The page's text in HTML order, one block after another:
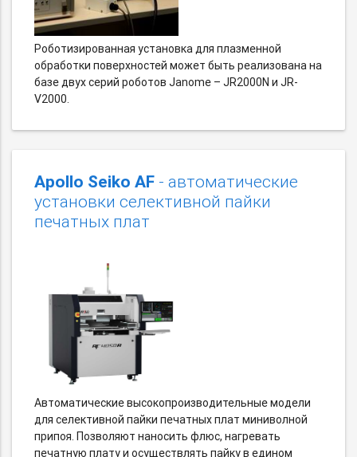
Роботизированная установка для плазменной
обработки поверхностей может быть реализована на
базе двух серий роботов Janome – JR2000N и JR-
V2000.
Apollo Seiko AF - автоматические
установки селективной пайки
печатных плат
Автоматические высокопроизводительные модели
для селективной пайки печатных плат миниволной
припоя. Позволяют наносить флюс, нагревать
печатную плату и осуществлять пайку в едином